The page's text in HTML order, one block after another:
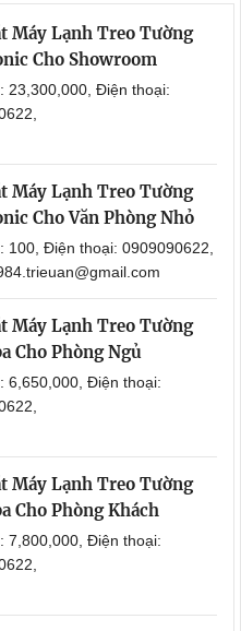
Máy Lạnh Treo Tường
Cho Showroom
23,300,000, Điện thoại:
Máy Lạnh Treo Tường
Cho Văn Phòng Nhỏ
100, Điện thoại: 0909090622,
Máy Lạnh Treo Tường
Cho Phòng Ngủ
6,650,000, Điện thoại:
Máy Lạnh Treo Tường
Cho Phòng Khách
7,800,000, Điện thoại: